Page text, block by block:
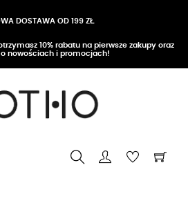
DOSTAWA OD 199 ZŁ
10% rabatu na pierwsze zakupy oraz
nowościach i promocjach!